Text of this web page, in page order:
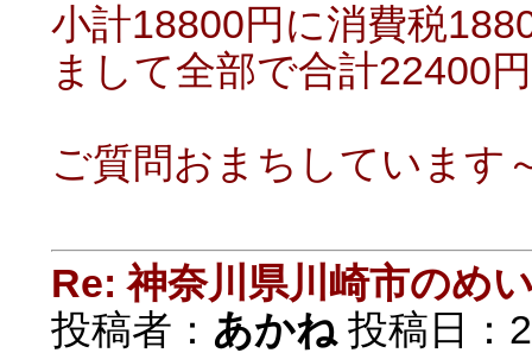
小計18800円に消費税
まして全部で合計22400
ご質問おまちしています
Re: 神奈川県川崎市のめ
投稿者： あかね投稿日：